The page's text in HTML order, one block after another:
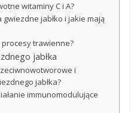
witaminy C i A?
gwiezdne jabłko i jakie mają
procesy trawienne?
jabłka
i
jabłka?
immunomodulujące